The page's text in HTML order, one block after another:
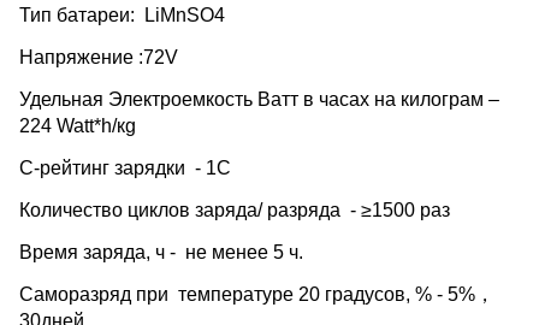
Тип батареи: LiMnSO4
Напряжение :72V
Удельная Электроемкость Ватт в часах на килограм –
224 Watt*h/кg
С-рейтинг зарядки - 1C
Количество циклов заряда/ разряда - ≥1500 раз
Время заряда, ч - не менее 5 ч.
Саморазряд при температуре 20 градусов, % - 5% ，
30дней